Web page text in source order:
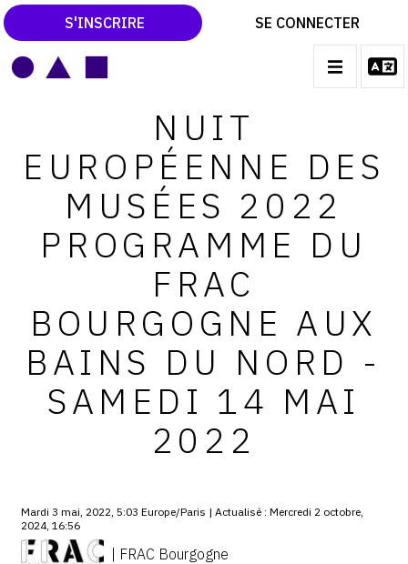
S'INSCRIRE SE CONNECTER
CATALOGUES RAISONNÉS
LES EXPOSITIONS
LES VERNISSAGES
ARCHIVES DES EXPOSITIONS
ACTUALITÉS DU MONDE DE L'ART
LIBRAIRIE : LIVRES & CATALOGUES
LEXIQUE ARTISTIQUE
SERVICES
ABONNEMENTS DÉDIÉS AUX GALERISTES
CRÉER SON SITE ARTISTE
NUIT
EUROPÉENNE DES
MUSÉES 2022
PROGRAMME DU
FRAC
BOURGOGNE AUX
BAINS DU NORD -
SAMEDI 14 MAI
2022
Mardi 3 mai, 2022, 5:03 Europe/Paris | Actualisé : Mercredi 2 octobre,
2024, 16:56
| FRAC Bourgogne